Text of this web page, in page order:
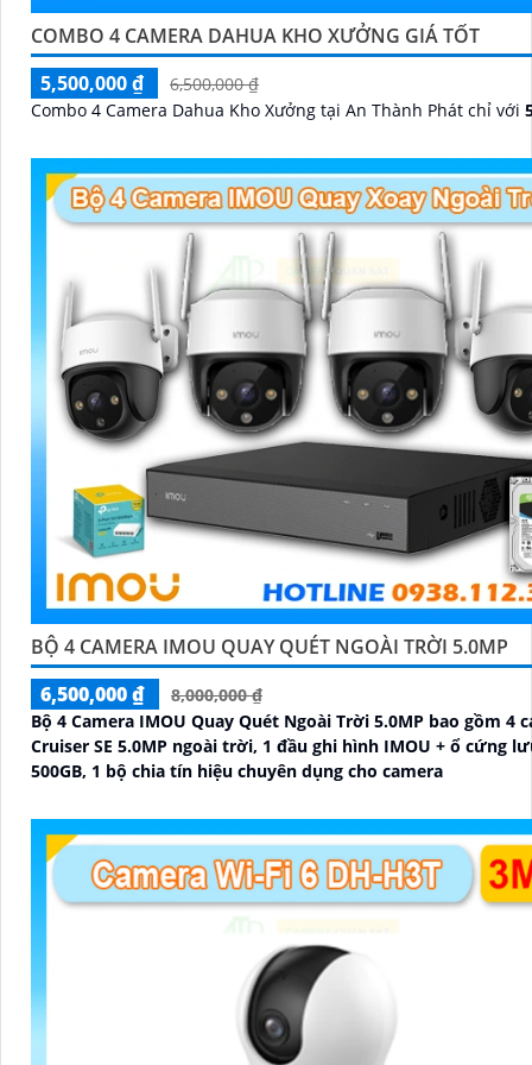
COMBO 4 CAMERA DAHUA KHO XƯỞNG GIÁ TỐT
5,500,000 ₫
6,500,000 ₫
Combo 4 Camera Dahua Kho Xưởng tại An Thành Phát chỉ với
BỘ 4 CAMERA IMOU QUAY QUÉT NGOÀI TRỜI 5.0MP
6,500,000 ₫
8,000,000 ₫
Bộ 4 Camera IMOU Quay Quét Ngoài Trời 5.0MP bao gồm 4
Cruiser SE 5.0MP ngoài trời, 1 đầu ghi hình IMOU + ổ cứng
500GB, 1 bộ chia tín hiệu chuyên dụng cho camera